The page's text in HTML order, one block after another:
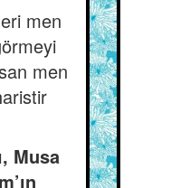
men
men
Musa